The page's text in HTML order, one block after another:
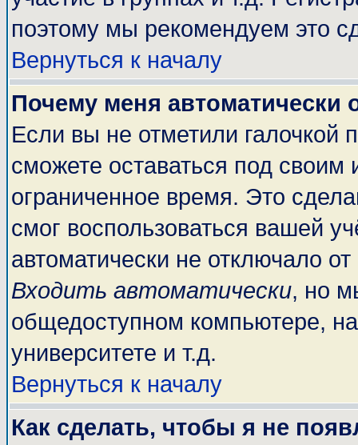
поэтому мы рекомендуем это
Вернуться к началу
Почему меня автоматически
Если вы не отметили галочкой
сможете оставаться под
ограниченное время. Это
смог воспользоваться вашей
автоматически не отключало
Входить автоматически, но
общедоступном компьютере,
университете и т.д.
Вернуться к началу
Как сделать, чтобы я не